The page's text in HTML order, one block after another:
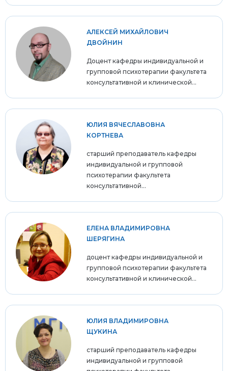
АЛЕКСЕЙ МИХАЙЛОВИЧ
ДВОЙНИН
Доцент кафедры индивидуальной и
групповой психотерапии факультета
консультативной и клинической...
ЮЛИЯ ВЯЧЕСЛАВОВНА
КОРТНЕВА
старший преподаватель кафедры
индивидуальной и групповой
психотерапии факультета
консультативной...
ЕЛЕНА ВЛАДИМИРОВНА
ШЕРЯГИНА
доцент кафедры индивидуальной и
групповой психотерапии факультета
консультативной и клинической...
ЮЛИЯ ВЛАДИМИРОВНА
ЩУКИНА
старший преподаватель кафедры
индивидуальной и групповой